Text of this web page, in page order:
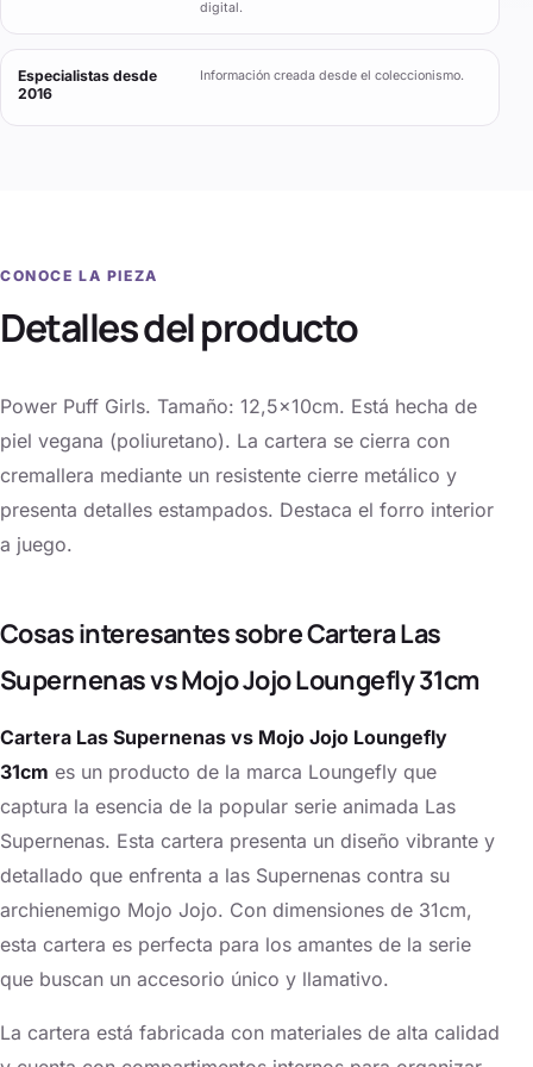
digital.
Especialistas desde
2016
Información creada desde el coleccionismo.
CONOCE LA PIEZA
Detalles del producto
Power Puff Girls. Tamaño: 12,5x10cm. Está hecha de
piel vegana (poliuretano). La cartera se cierra con
cremallera mediante un resistente cierre metálico y
presenta detalles estampados. Destaca el forro interior
a juego.
Cosas interesantes sobre Cartera Las
Supernenas vs Mojo Jojo Loungefly 31cm
Cartera Las Supernenas vs Mojo Jojo Loungefly
31cm es un producto de la marca Loungefly que
captura la esencia de la popular serie animada Las
Supernenas. Esta cartera presenta un diseño vibrante y
detallado que enfrenta a las Supernenas contra su
archienemigo Mojo Jojo. Con dimensiones de 31cm,
esta cartera es perfecta para los amantes de la serie
que buscan un accesorio único y llamativo.
La cartera está fabricada con materiales de alta calidad